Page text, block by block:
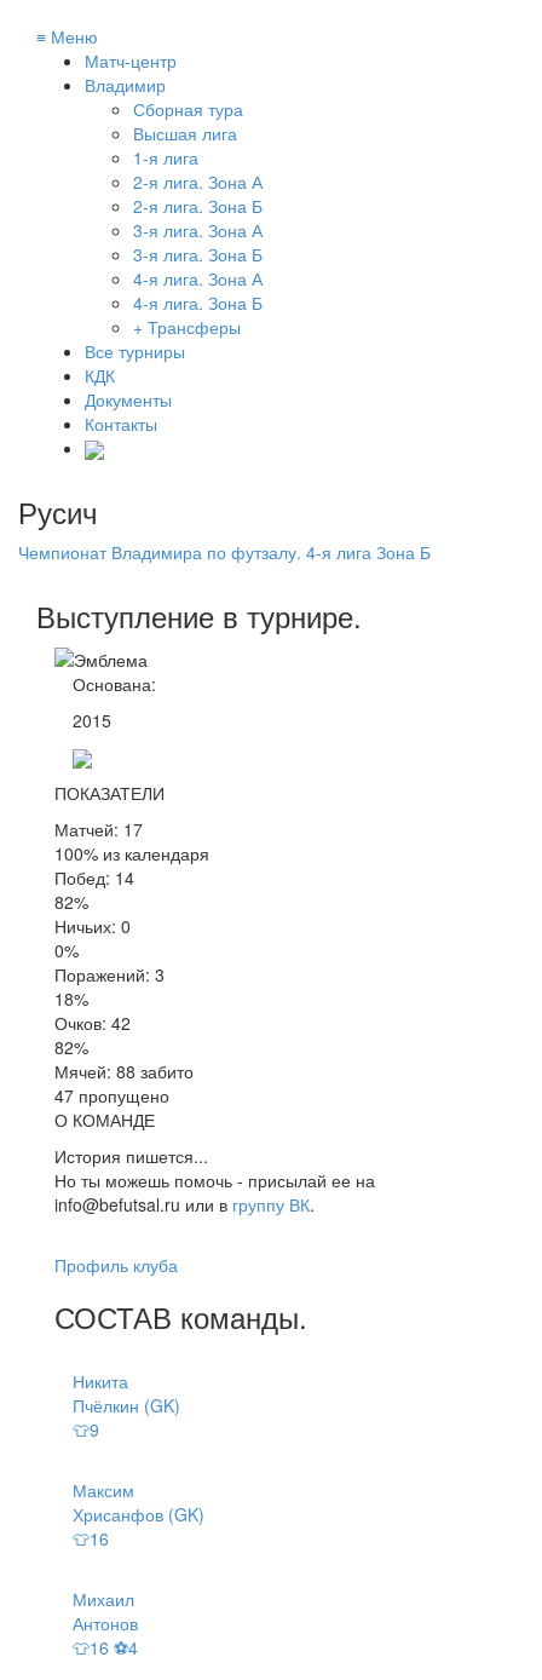
≡ Меню
Матч-центр
Владимир
Сборная тура
Высшая лига
1-я лига
2-я лига. Зона А
2-я лига. Зона Б
3-я лига. Зона А
3-я лига. Зона Б
4-я лига. Зона А
4-я лига. Зона Б
+ Трансферы
Все турниры
КДК
Документы
Контакты
Русич
Чемпионат Владимира по футзалу. 4-я лига Зона Б
Выступление в турнире.
Основана:
2015
ПОКАЗАТЕЛИ
Матчей: 17
100% из календаря
Побед: 14
82%
Ничьих: 0
0%
Поражений: 3
18%
Очков: 42
82%
Мячей: 88 забито
47 пропущено
О КОМАНДЕ
История пишется...
Но ты можешь помочь - присылай ее на
info@befutsal.ru или в группу ВК.
Профиль клуба
СОСТАВ команды.
Никита
Пчёлкин (GK)
👕9
Максим
Хрисанфов (GK)
👕16
Михаил
Антонов
👕16 ⚽4